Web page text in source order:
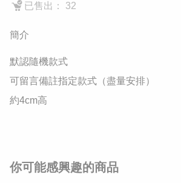
已售出： 32
簡介
默認隨機款式
可留言備註指定款式（盡量安排）
約4cm高
你可能感興趣的商品